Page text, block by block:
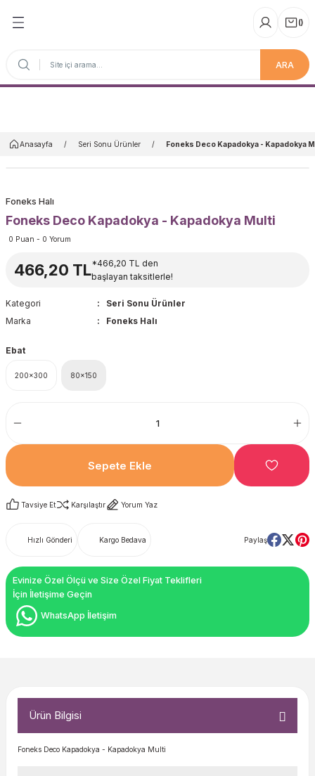
ARA
()
Anasayfa Seri Sonu Ürünler Foneks Deco Kapadokya - Kapadokya
Foneks Halı
Foneks Deco Kapadokya - Kapadokya Multi
0 Puan - 0 Yorum
466,20 TL*466,20 TL den
başlayan taksitlerle!
Kategori
Seri Sonu Ürünler
Marka
Foneks Halı
Ebat
200x300 80x150
Sepete Ekle
Tavsiye Et Karşılaştır Yorum Yaz
Hızlı Gönderi Kargo Bedava Paylaş
Evinize Özel Ölçü ve Size Özel Fiyat Teklifleri
İçin İletişime Geçin
WhatsApp İletişim
Ürün Bilgisi
Foneks Deco Kapadokya - Kapadokya Multi